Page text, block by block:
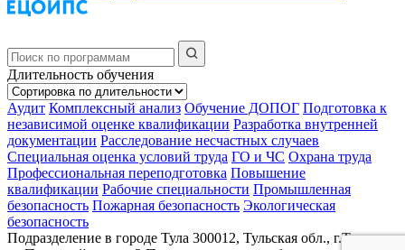
Длительность обучения
Аудит Комплексный анализ Обучение ДОПОГ Подготовка к
независимой оценке квалификации Разработка внутренней
документации Расследование несчастных случаев
Специальная оценка условий труда ГО и ЧС Охрана труда
Профессиональная переподготовка Повышение
квалификации Рабочие специальности Промышленная
безопасность Пожарная безопасность Экологическая
безопасность
Подразделение в городе Тула 300012, Тульская обл., г.Тула,